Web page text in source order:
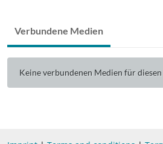
Verbundene Medien
Keine verbundenen Medien für diesen